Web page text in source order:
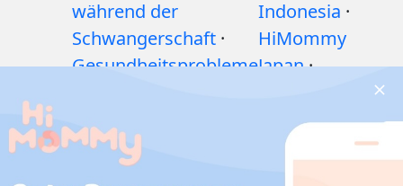
während der
Schwangerschaft ·
Gesundheitsprobleme
Medikamente
während der
Indonesia ·
HiMommy
Japan·
Korea